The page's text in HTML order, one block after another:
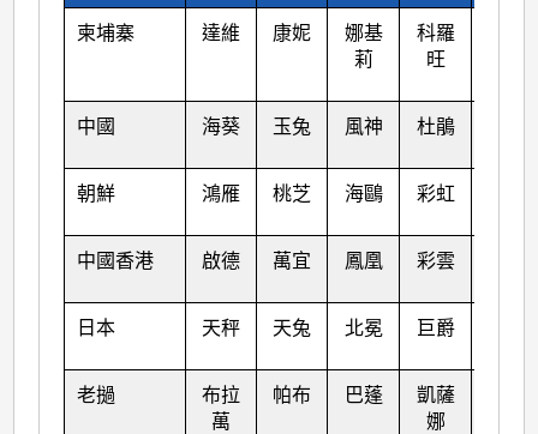
柬埔寨 達維 康妮
娜基
莉
科羅
旺
中國 海葵 玉兔 風神 杜鵑
朝鮮 鴻雁 桃芝 海鷗 彩虹
中國香港 啟德 萬宜 鳳凰 彩雲
日本 天秤 天兔 北冕 巨爵
老撾
布拉
萬
帕布 巴蓬
凱薩
娜